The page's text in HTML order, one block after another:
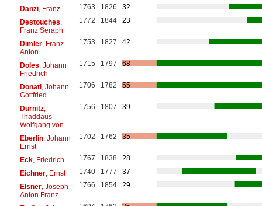
Danzi, Franz 1763 1826
32
Destouches
Franz Seraph
1772 1844 23
Dimler, Franz
Anton
1753 1827 42
Doles , Johann
Friedrich
1715 1797 68
Donati, Johann
Gottfried
1706 1782 55
Dürnitz,
Thaddäus
Wolfgang von
1756 1807 39
Eberlin, Johann
Ernst
1702 1762 35
Eck, Friedrich 1767 1838
28
Eichner, Ernst 1740 1777
37
Elsner, Joseph
Anton Franz
1766 1854 29